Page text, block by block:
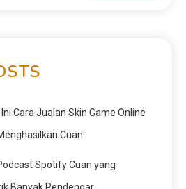
Cara Jualan Skin Game Online
Cuan
Spotify Cuan yang